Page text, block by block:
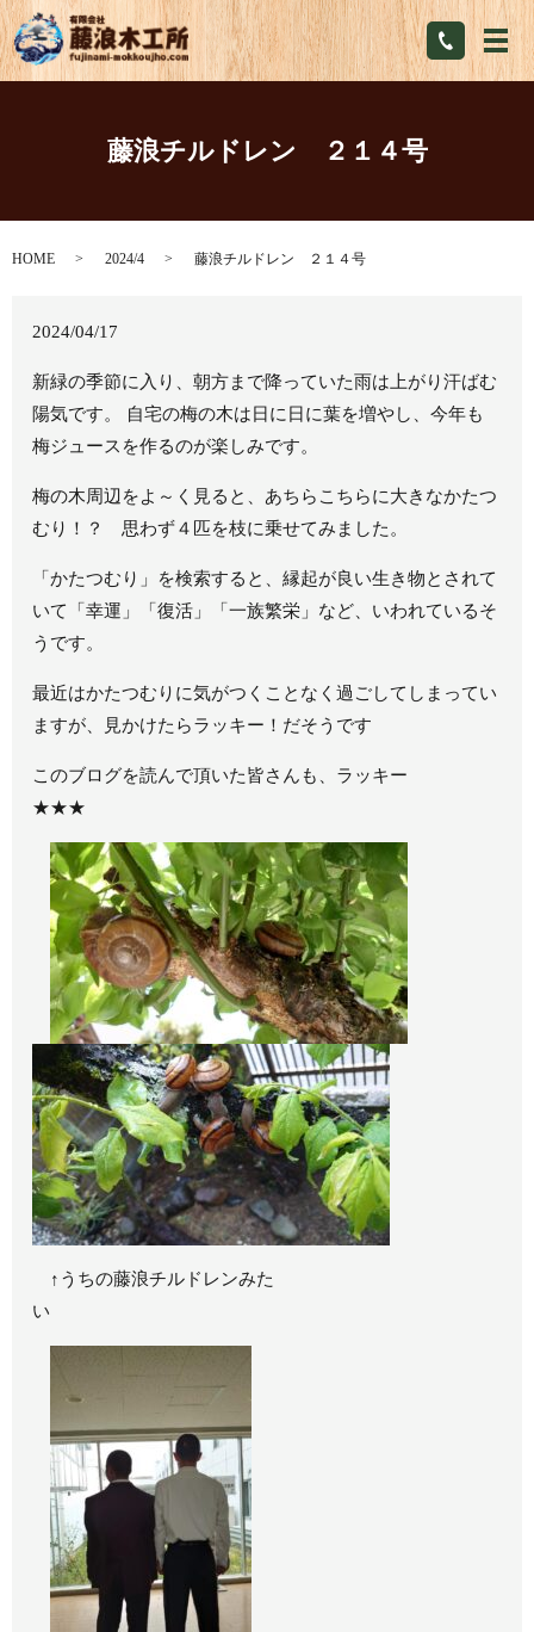
メ
藤浪チルドレン ２１４号
HOME 2024/4 藤浪チルドレン ２１４号
2024/04/17
新緑の季節に入り、朝方まで降っていた雨は上がり汗ばむ
陽気です。 自宅の梅の木は日に日に葉を増やし、今年も
梅ジュースを作るのが楽しみです。
梅の木周辺をよ～く見ると、あちらこちらに大きなかたつ
むり！？ 思わず４匹を枝に乗せてみました。
「かたつむり」を検索すると、縁起が良い生き物とされて
いて「幸運」「復活」「一族繁栄」など、いわれているそ
うです。
最近はかたつむりに気がつくことなく過ごしてしまってい
ますが、見かけたらラッキー！だそうです
このブログを読んで頂いた皆さんも、ラッキー
★★★
↑うちの藤浪チルドレンみた
い